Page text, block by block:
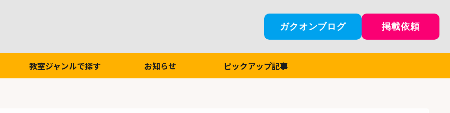
ガクオンブログ 掲載依頼
教室ジャンルで探す お知らせ ピックアップ記事